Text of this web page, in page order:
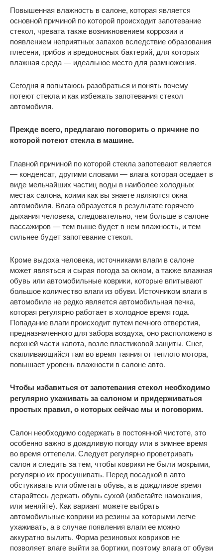
Повышенная влажность в салоне, которая является
основной причиной по которой происходит запотевание
стекол, чревата также возникновением коррозии и
появлением неприятных запахов вследствие образования
плесени, грибов и вредоносных бактерий, для которых
влажная среда — идеальное место для размножения.
Сегодня я попытаюсь разобраться и понять почему
потеют стекла и как избежать запотевания стекол
автомобиля.
Прежде всего, предлагаю поговорить о причине по
которой потеют стекла в машине.
Главной причиной по которой стекла запотевают является
— конденсат, другими словами — влага которая оседает в
виде мельчайших частиц воды в наиболее холодных
местах салона, коими как вы знаете являются окна
автомобиля. Влага образуется в результате горячего
дыхания человека, следовательно, чем больше в салоне
пассажиров — тем выше будет в нем влажность, и тем
сильнее будет запотевание стекол.
Кроме выдоха человека, источниками влаги в салоне
может являться и сырая погода за окном, а также влажная
обувь или автомобильные коврики, которые впитывают
большое количество влаги из обуви. Источником влаги в
автомобиле не редко является автомобильная печка,
которая регулярно работает в холодное время года.
Попадание влаги происходит путем печного отверстия,
предназначенного для забора воздуха, оно расположено в
верхней части капота, возле пластиковой защиты. Снег,
скапливающийся там во время таяния от теплого мотора,
повышает уровень влажности в салоне авто.
Чтобы избавиться от запотевания стекол необходимо
регулярно ухаживать за салоном и придерживаться
простых правил, о которых сейчас мы и поговорим.
Салон необходимо содержать в постоянной чистоте, это
особенно важно в дождливую погоду или в зимнее время
во время оттепели. Следует регулярно проветривать
салон и следить за тем, чтобы коврики не были мокрыми,
регулярно их просушивать. Перед посадкой в авто
обстукивать или обметать обувь, а в дождливое время
старайтесь держать обувь сухой (избегайте намокания,
или меняйте). Как вариант можете выбрать
автомобильные коврики из резины за которыми легче
ухаживать, а в случае появления влаги ее можно
аккуратно вылить. Форма резиновых ковриков не
позволяет влаге выйти за бортики, поэтому влага от обуви